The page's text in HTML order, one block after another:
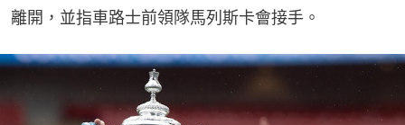
離開，並指車路士前領隊馬列斯卡會接手。